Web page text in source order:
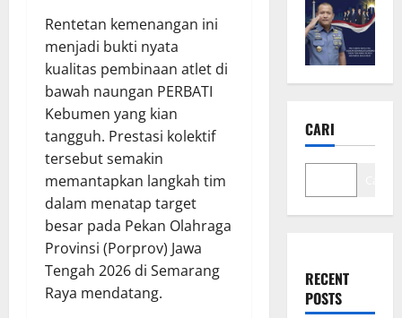
Rentetan kemenangan ini
menjadi bukti nyata
kualitas pembinaan atlet di
bawah naungan PERBATI
Kebumen yang kian
tangguh. Prestasi kolektif
tersebut semakin
memantapkan langkah tim
dalam menatap target
besar pada Pekan Olahraga
Provinsi (Porprov) Jawa
Tengah 2026 di Semarang
Raya mendatang.
CARI
RECENT
POSTS